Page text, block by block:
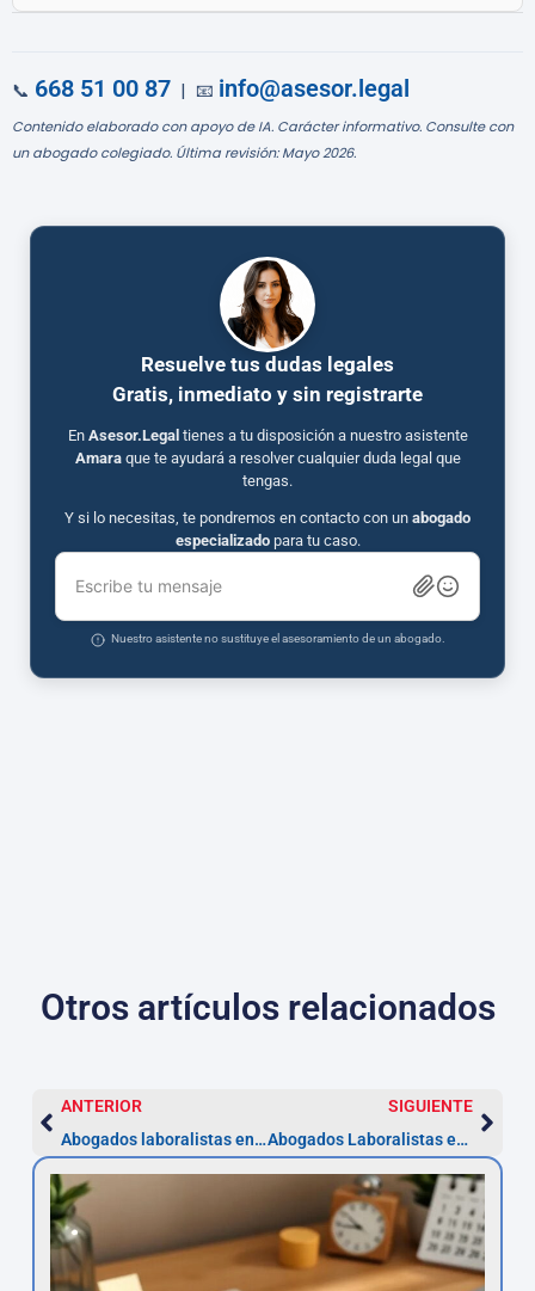
📞 668 51 00 87 | 📧 info@asesor.legal
Contenido elaborado con apoyo de IA. Carácter informativo. Consulte con
un abogado colegiado. Última revisión: Mayo 2026.
Resuelve tus dudas legales
Gratis, inmediato y sin registrarte
En Asesor.Legal tienes a tu disposición a nuestro asistente
Amaraque te ayudará a resolver cualquier duda legal que
tengas.
Y si lo necesitas, te pondremos en contacto con un abogado
especializadopara tu caso.
Escribe tu mensaje
Nuestro asistente no sustituye el asesoramiento de un abogado.
Otros artículos relacionados
ANTERIOR
Abogados laboralistas en Galicia: impugna despido en 20 días
SIGUIENTE
Abogados Laboralistas en Canarias — Impugna en 20 días